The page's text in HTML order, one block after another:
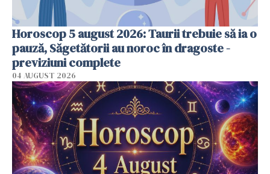
Horoscop 5 august 2026: Taurii trebuie să ia o
pauză, Săgetătorii au noroc în dragoste -
previziuni complete
04 AUGUST 2026